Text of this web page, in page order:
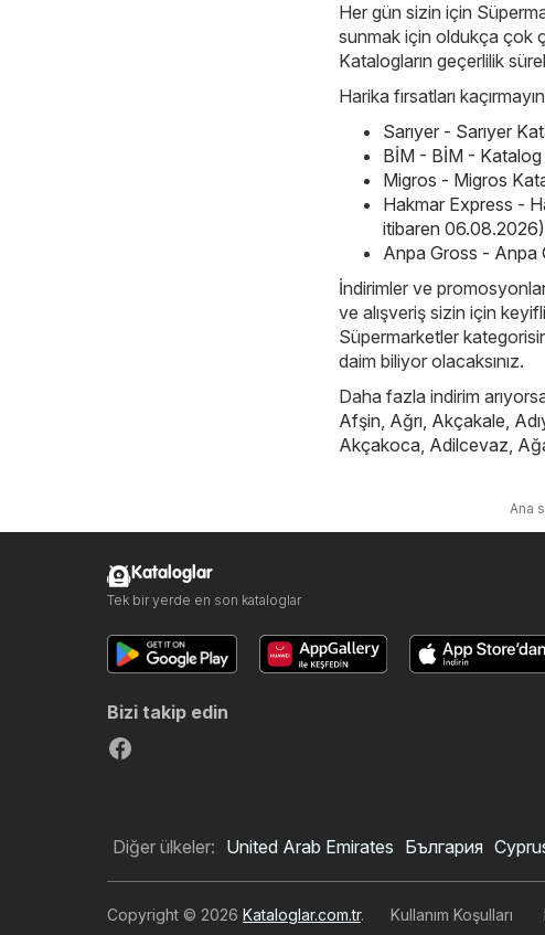
Her gün sizin için
sunmak için oldukça çok
Katalogların geçerlilik
Harika fırsatları
Sarıyer - Sarıyer
BİM - BİM -
Migros - Migros
Hakmar Express -
itibaren 06.08.2026)
Anpa Gross - Anpa
İndirimler ve
ve alışveriş sizin için
Süpermarketler
daim biliyor olacaksınız.
Daha fazla indirim
Afşin, Ağrı, Akçakale,
Akçakoca, Adilcevaz,
Ana
Kataloglar
Tek bir yerde en son kataloglar
Bizi takip edin
Diğer ülkeler: United Arab Emirates България
Copyright © 2026 Kataloglar.com.tr. Kullanım Koşulları